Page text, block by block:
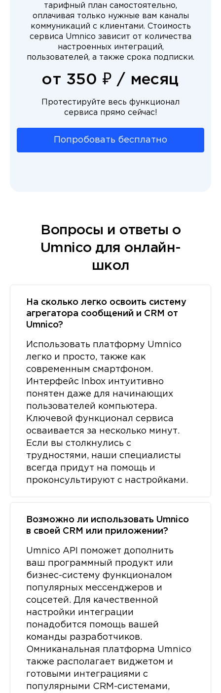
тарифный план самостоятельно,
оплачивая только нужные вам каналы
коммуникаций с клиентами. Стоимость
сервиса Umnico зависит от количества
настроенных интеграций,
пользователей, а также срока подписки.
от 350 ₽ / месяц
Протестируйте весь функционал
сервиса прямо сейчас!
Попробовать бесплатно
Вопросы и ответы о
Umnico для онлайн-
школ
На сколько легко освоить систему
агрегатора сообщений и CRM от
Umnico?
Использовать платформу Umnico
легко и просто, также как
современным смартфоном.
Интерфейс Inbox интуитивно
понятен даже для начинающих
пользователей компьютера.
Ключевой функционал сервиса
осваивается за несколько минут.
Если вы столкнулись с
трудностями, наши специалисты
всегда придут на помощь и
проконсультируют с настройками.
Возможно ли использовать Umnico
в своей CRM или приложении?
Umnico API поможет дополнить
ваш программный продукт или
бизнес-систему функционалом
популярных мессенджеров и
соцсетей. Для качественной
настройки интеграции
понадобится помощь вашей
команды разработчиков.
Омниканальная платформа Umnico
также располагает виджетом и
готовыми интеграциями с
популярными CRM-системами,